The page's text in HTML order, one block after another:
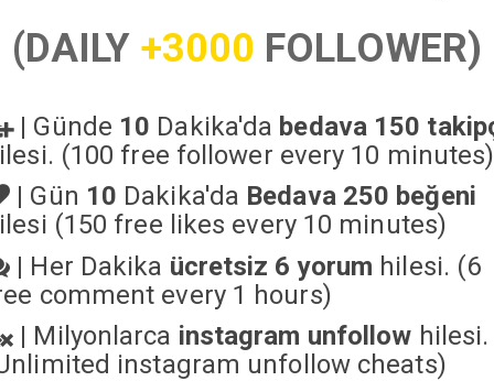
(DAILY +3000 FOLLOWER)
| Günde 10 Dakika'da bedava 150
(100 free follower every 10 minutes)
| Gün 10 Dakika'da Bedava 250 beğeni
(150 free likes every 10 minutes)
| Her Dakika ücretsiz 6 yorum hilesi. (6
comment every 1 hours)
| Milyonlarca instagram unfollow hilesi.
instagram unfollow cheats)